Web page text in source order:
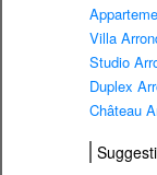
Villa
Studio
Duplex
Château